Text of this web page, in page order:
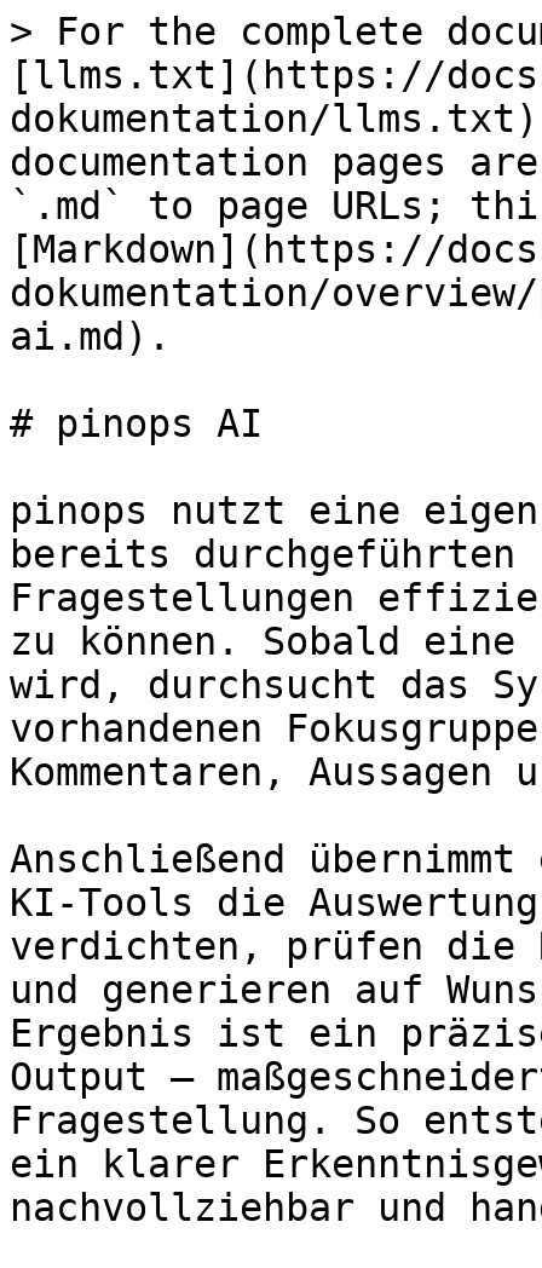
> For the complete
[llms.txt](https://
dokumentation/
documentation pages
`.md` to page URLs;
[Markdown](https://
dokumentation/
ai.md).
# pinops AI
pinops nutzt eine
bereits durchgeführten
Fragestellungen
zu können. Sobald eine
wird, durchsucht das
vorhandenen
Kommentaren, Aussagen
Anschließend
KI-Tools die
verdichten, prüfen die
und generieren auf
Ergebnis ist ein
Output –
Fragestellung. So
ein klarer
nachvollziehbar und